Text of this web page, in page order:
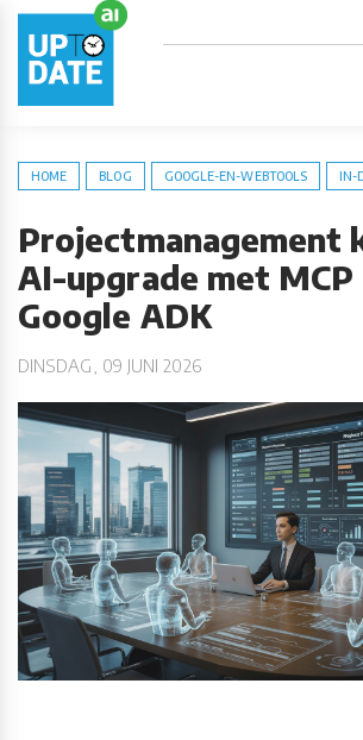
HOME BLOG GOOGLE-EN-WEBTOOLS IN-
Projectmanagement
AI-upgrade met MCP
Google ADK
DINSDAG, 09 JUNI 2026